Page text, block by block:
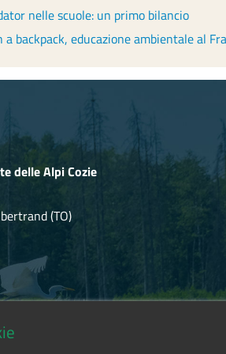
nelle scuole: un primo bilancio
a backpack, educazione ambientale al
delle Alpi Cozie
(TO)